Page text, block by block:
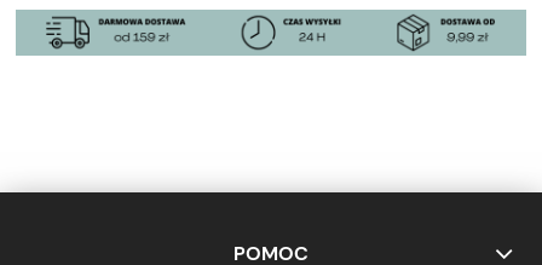
POMOC